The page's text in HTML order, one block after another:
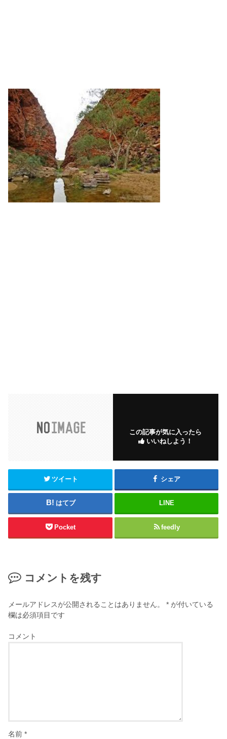
この記事が気に入ったら
いいねしよう！
ツイート シェア
はてブ LINE
Pocket feedly
コメントを残す
メールアドレスが公開されることはありません。 * が付いている
欄は必須項目です
コメント
名前*